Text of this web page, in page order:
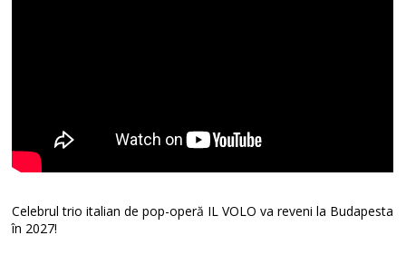
Celebrul trio italian de pop-operă IL VOLO va reveni la Budapesta
în 2027!